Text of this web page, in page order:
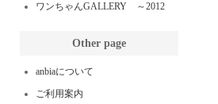
ワンちゃんGALLERY ～2012
Other page
anbiaについて
ご利用案内